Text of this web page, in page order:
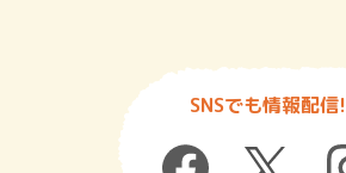
SNSでも情報配信!